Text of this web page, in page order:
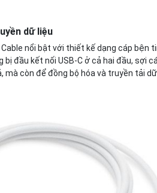
dữ liệu
Cable nổi bật với thiết kế dạng cáp bện
đầu kết nối USB-C ở cả hai đầu, sợi
mà còn để đồng bộ hóa và truyền tải